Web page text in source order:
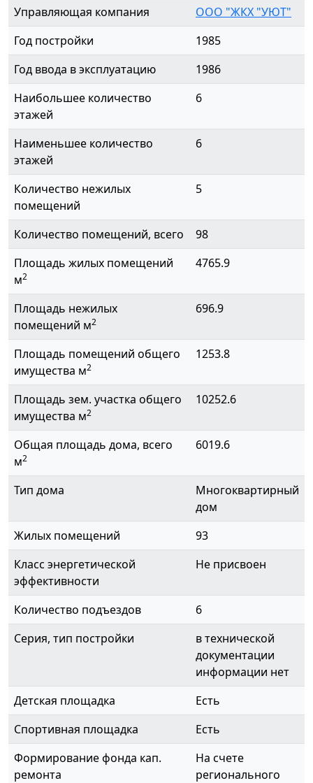
Управляющая компания
ООО "ЖКХ "УЮТ"
Год постройки
1985
Год ввода в эксплуатацию
1986
Наибольшее количество
этажей
6
Наименьшее количество
этажей
6
Количество нежилых
помещений
5
Количество помещений, всего
98
Площадь жилых помещений
м2
4765.9
Площадь нежилых
помещений м2
696.9
Площадь помещений общего
имущества м2
1253.8
Площадь зем. участка общего
имущества м2
10252.6
Общая площадь дома, всего
м2
6019.6
Тип дома
Многоквартирный
дом
Жилых помещений
93
Класс энергетической
эффективности
Не присвоен
Количество подъездов
6
Серия, тип постройки
в технической
документации
информации нет
Детская площадка
Есть
Спортивная площадка
Есть
Формирование фонда кап.
ремонта
На счете
регионального